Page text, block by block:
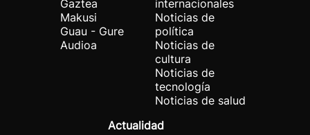
Gaztea
Makusi
Guau - Gure
Audioa
internacionales
Noticias de
política
Noticias de
cultura
Noticias de
tecnología
Noticias de salud
Actualidad